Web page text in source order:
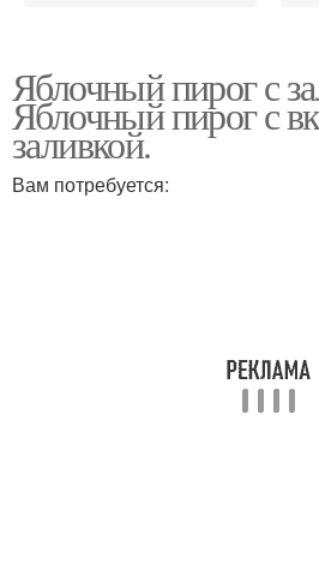
Пирог с яблоками
Яблочный пирог с
Яблочный пирог с
заливкой.
Вам потребуется: